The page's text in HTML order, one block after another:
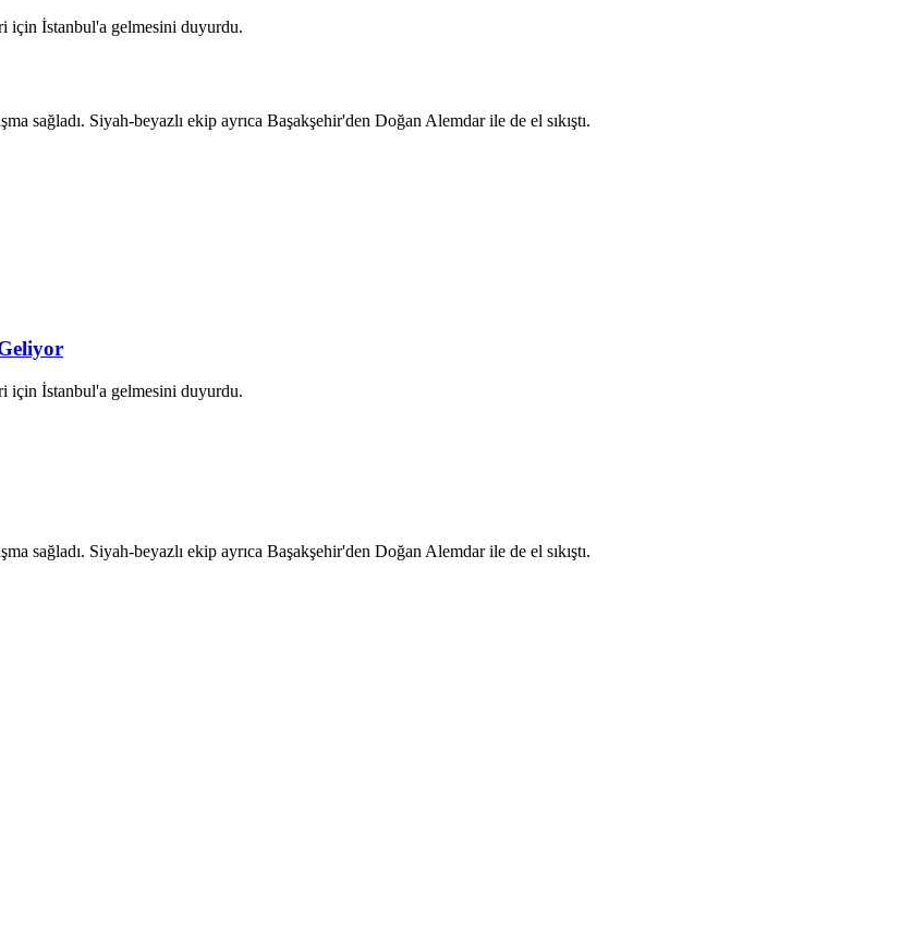
için İstanbul'a gelmesini duyurdu.
sağladı. Siyah-beyazlı ekip ayrıca Başakşehir'den Doğan Alemdar ile de el sıkıştı.
için İstanbul'a gelmesini duyurdu.
sağladı. Siyah-beyazlı ekip ayrıca Başakşehir'den Doğan Alemdar ile de el sıkıştı.